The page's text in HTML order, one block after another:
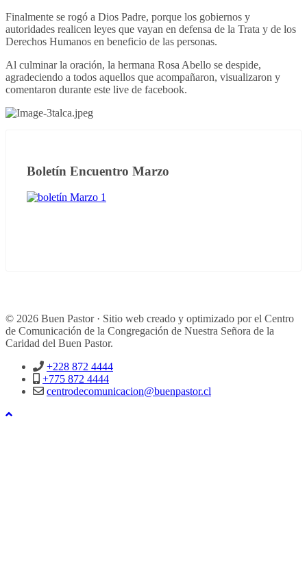
Finalmente se rogó a Dios Padre, porque los gobiernos y
autoridades realicen leyes que vayan en defensa de la Trata y de los
Derechos Humanos en beneficio de las personas.
Al culminar la oración, la hermana Rosa Abello se despide,
agradeciendo a todos aquellos que acompañaron, visualizaron y
comentaron durante este live de facebook.
Boletín Encuentro Marzo
© 2026 Buen Pastor · Sitio web creado y optimizado por el Centro
de Comunicación de la Congregación de Nuestra Señora de la
Caridad del Buen Pastor.
+228 872 4444
+775 872 4444
centrodecomunicacion@buenpastor.cl